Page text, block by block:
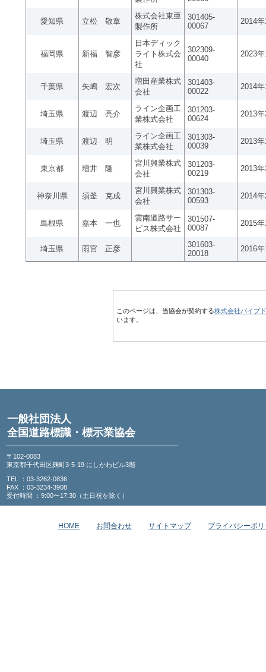
愛知県 立松 敬章
株式会社東亜
製作所
301405-
00067
2014
福岡県 新福 智彦
日本ディック
ライト株式会
社
302309-
00040
2023
千葉県 矢嶋 宏次
増田産業株式
会社
301403-
00022
2014
埼玉県 渡辺 亮介
ライン企画工
業株式会社
301203-
00624
2013
埼玉県 渡辺 明
ライン企画工
業株式会社
301303-
00039
2013
東京都 増井 隆
宮川興業株式
会社
301203-
00219
2013
神奈川県 須釜 克成
宮川興業株式
会社
301303-
00593
2014
島根県 嘉本 一也
雲南道路サー
ビス株式会社
301507-
00087
2015
埼玉県 雨宮 正彦
301603-
20018
2016
このページは、当協会が契約する株式会社パイプ
います。
一般社団法人
全国道路標識・標示業協会
〒102-0083
東京都千代田区麹町3-5-19 にしかわビル3階
TEL ：03-3262-0836
FAX ：03-3234-3908
受付時間 ：9:00〜17:30（土日祝を除く）
HOME お問合わせ サイトマップ プライバシーポ